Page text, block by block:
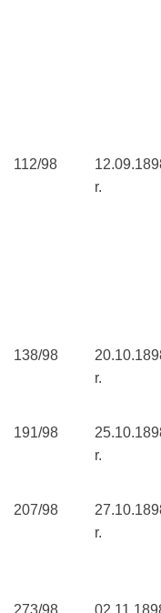
112/98
r.
138/98
r.
191/98
r.
207/98
r.
273/98